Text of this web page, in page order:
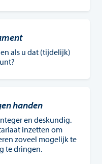
als u dat (tijdelijk)
handen
en deskundig.
inzetten om
zoveel mogelijk te
te dringen.